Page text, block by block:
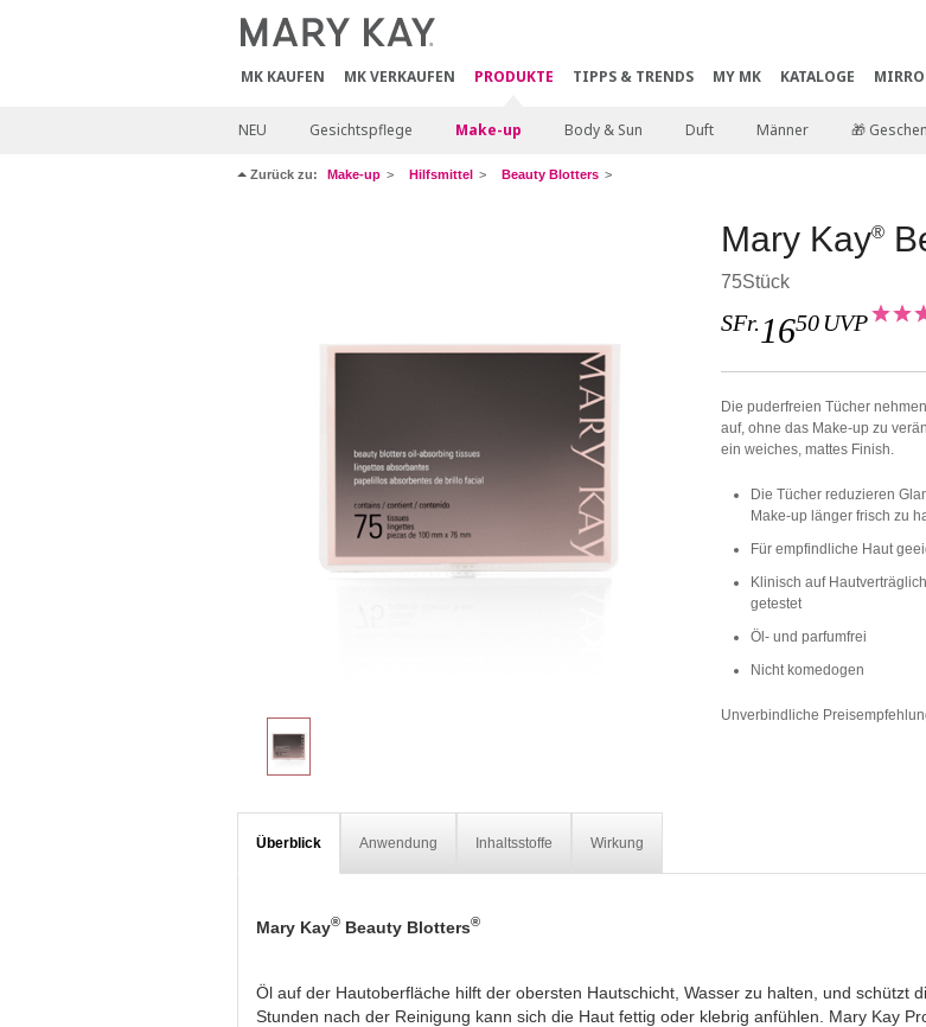
MK KAUFEN MK VERKAUFEN PRODUKTE TIPPS & TRENDS MY MK KATALOGE
NEU Gesichtspflege Make-up Body & Sun Duft Männer 🎁
Zurück zu: Make-up Hilfsmittel Beauty Blotters
Mary Kay®
75Stück
SFr. 1650 UVP
Die puderfreien Tücher
auf, ohne das Make-up zu
ein weiches, mattes Finish.
Die Tücher reduzieren
Make-up länger frisch zu
Für empfindliche Haut
Klinisch auf
getestet
Öl- und parfumfrei
Nicht komedogen
Unverbindliche
Überblick Anwendung Inhaltsstoffe Wirkung
Mary Kay®Beauty Blotters®
Öl auf der Hautoberfläche hilft der obersten Hautschicht, Wasser zu halten, und schützt
Stunden nach der Reinigung kann sich die Haut fettig oder klebrig anfühlen. Mary Kay